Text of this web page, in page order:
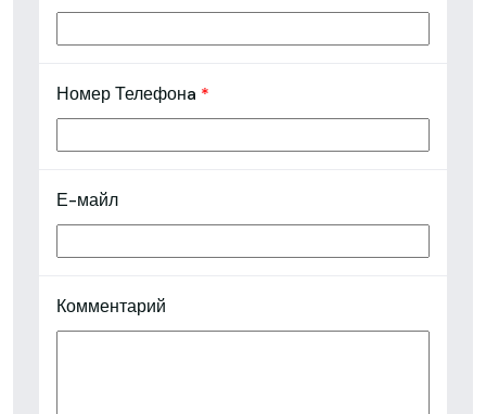
Номер Телефонa *
Е-майл
Комментарий